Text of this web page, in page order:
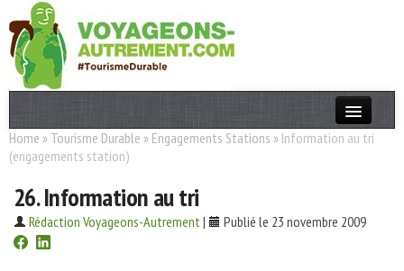
Actualités
Destinations
Acteurs
Home » Tourisme Durable » Engagements Stations » Information au tri
(engagements station)
26. Information au tri
Rédaction Voyageons-Autrement| Publié le 23 novembre 2009